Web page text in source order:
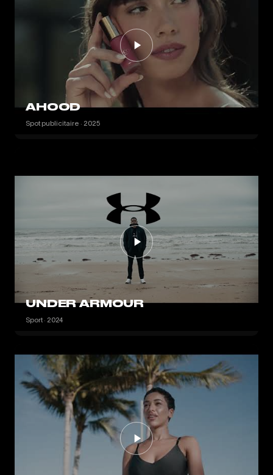
AHOOD
Spot publicitaire · 2025
UNDER ARMOUR
Sport · 2024